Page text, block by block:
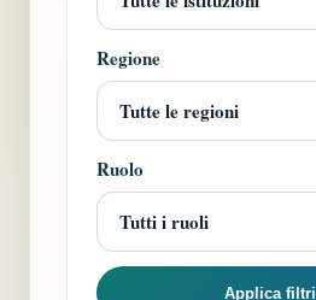
Regione
Ruolo
Applica filtri